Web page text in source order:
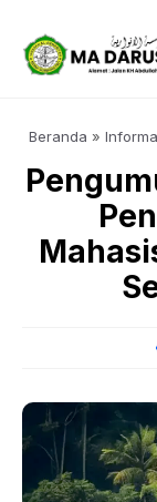
Beranda »